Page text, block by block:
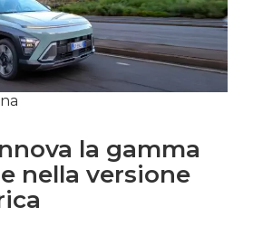
la gamma
nella versione